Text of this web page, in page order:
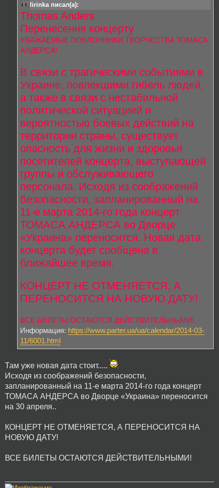
lirinka писал(а):
Thomas Anders
Перенесення концерту
УВАЖАЕМЫЕ ПОКЛОННИКИ ТВОРЧЕСТВА ТОМАСА
АНДЕРСА!
В связи с трагическими событиями в
Украине, повлекшими гибель людей,
а также в связи с нестабильной
политической ситуацией и
вероятностью боевых действий на
территории страны, существует
опасность для жизни и здоровья
посетителей концерта, выступающей
группы и обслуживающего
персонала. Исходя из соображений
безопасности, запланированный на
11-е марта 2014-го года концерт
ТОМАСА АНДЕРСА во Дворце
«Украина» переносится. Новая дата
концерта будет сообщена в
ближайшее время.
КОНЦЕРТ НЕ ОТМЕНЯЕТСЯ, А
ПЕРЕНОСИТСЯ НА НОВУЮ ДАТУ!
ВСЕ БИЛЕТЫ ОСТАЮТСЯ ДЕЙСТВИТЕЛЬНЫМИ!
Информация: https://www.parter.ua/ua/calendar/2014-03-
11/6001.html
Там уже новая дата стоит.....
Исходя из соображений безопасности,
запланированный на 11-е марта 2014-го года концерт
ТОМАСА АНДЕРСА во Дворце «Украина» переносится
на 30 апреля..
КОНЦЕРТ НЕ ОТМЕНЯЕТСЯ, А ПЕРЕНОСИТСЯ НА
НОВУЮ ДАТУ!
ВСЕ БИЛЕТЫ ОСТАЮТСЯ ДЕЙСТВИТЕЛЬНЫМИ!